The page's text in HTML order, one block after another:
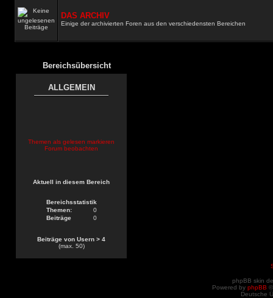
DAS ARCHIV
Einige der archivierten Foren aus den verschiedensten Bereichen
Bereichsübersicht
ALLGEMEIN
Themen als gelesen markieren
Forum beobachten
Aktuell in diesem Bereich
Bereichsstatistik
Themen:
0
Beiträge
0
Beiträge von Usern > 4
(max. 50)
phpBB skin
Powered by phpBB
Deutsche